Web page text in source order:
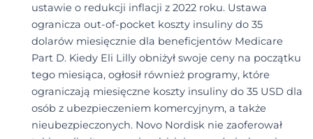
ustawie o redukcji inflacji z 2022 roku. Ustawa
ogranicza out-of-pocket koszty insuliny do 35
dolarów miesięcznie dla beneficjentów Medicare
Part D. Kiedy Eli Lilly obniżył swoje ceny na początku
tego miesiąca, ogłosił również programy, które
ograniczają miesięczne koszty insuliny do 35 USD dla
osób z ubezpieczeniem komercyjnym, a także
nieubezpieczonych. Novo Nordisk nie zaoferował